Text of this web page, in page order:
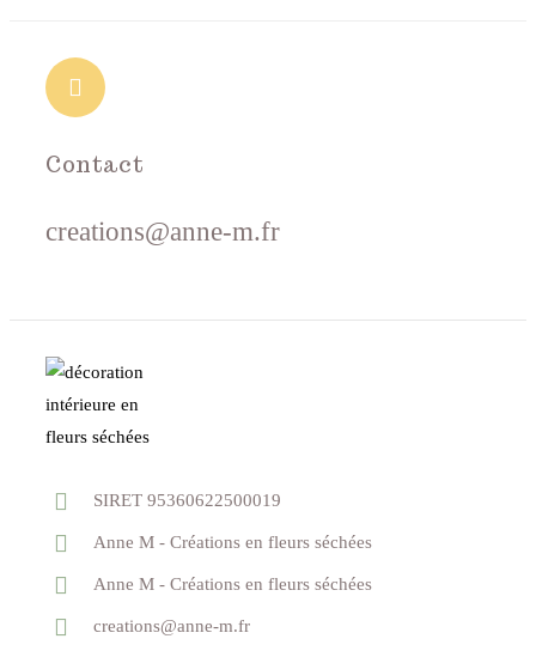
Contact
creations@anne-m.fr
SIRET 95360622500019
Anne M - Créations en fleurs séchées
Anne M - Créations en fleurs séchées
creations@anne-m.fr